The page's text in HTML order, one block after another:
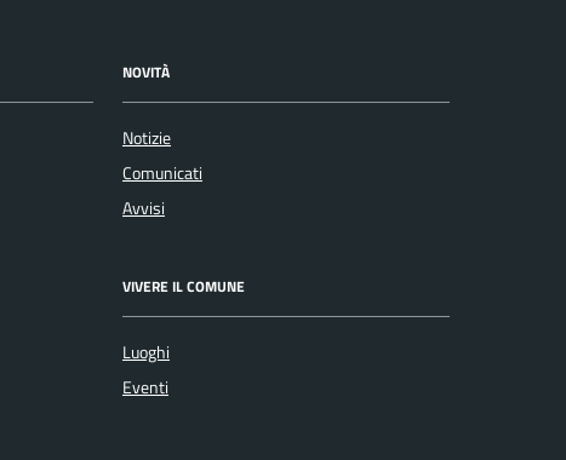
NOVITÀ
Notizie
Comunicati
Avvisi
VIVERE IL COMUNE
Luoghi
Eventi